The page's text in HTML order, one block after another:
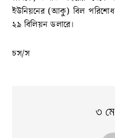
ইউনিয়নের (আকু) বিল পরিশোধ
২৯ বিলিয়ন ডলারে।
চস/স
৩